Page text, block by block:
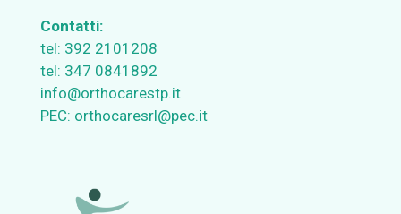
Contatti:
tel: 392 2101208
tel: 347 0841892
info@orthocarestp.it
PEC: orthocaresrl@pec.it